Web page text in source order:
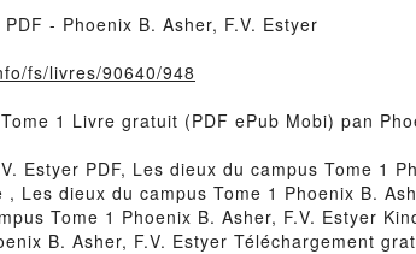
- Phoenix B. Asher, F.V. Estyer
fs/livres/90640/948
1 Livre gratuit (PDF ePub Mobi) pan
Estyer PDF, Les dieux du campus Tome 1
Les dieux du campus Tome 1 Phoenix B.
Tome 1 Phoenix B. Asher, F.V. Estyer
B. Asher, F.V. Estyer Téléchargement